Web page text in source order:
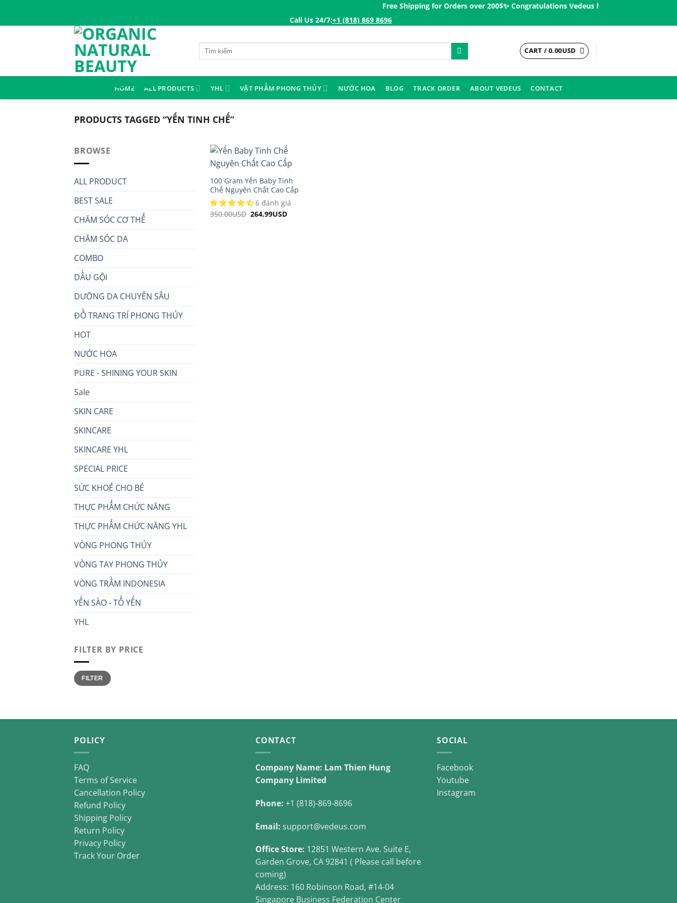
Free Shipping for Orders over 200$ㅤ✨ Congratulations Vedeus has been present in more
Call Us 24/7:ㅤ+1 (818) 869 8696
Search
for:
CART /0.00USD
HOME ALL PRODUCTS YHL VẬT PHẨM PHONG THỦY NƯỚC HOA BLOG TRACK ORDER ABOUT VEDEUS CONTACT
PRODUCTS TAGGED “YẾN TINH CHẾ”
BROWSE
ALL PRODUCT
BEST SALE
CHĂM SÓC CƠ THỂ
CHĂM SÓC DA
COMBO
DẦU GỘI
DƯỠNG DA CHUYÊN SÂU
ĐỒ TRANG TRÍ PHONG THỦY
HOT
NƯỚC HOA
PURE - SHINING YOUR SKIN
Sale
SKIN CARE
SKINCARE
SKINCARE YHL
SPECIAL PRICE
SỨC KHOẺ CHO BÉ
THỰC PHẨM CHỨC NĂNG
THỰC PHẨM CHỨC NĂNG YHL
VÒNG PHONG THỦY
VÒNG TAY PHONG THỦY
VÒNG TRẦM INDONESIA
YẾN SÀO - TỔ YẾN
YHL
FILTER BY PRICE
Min
price
Max
priceFILTER
100 Gram Yến Baby Tinh
Chế Nguyên Chất Cao Cấp
6 đánh giá
350.00USD Original
264.99USD
POLICY
FAQ
Terms of Service
Cancellation Policy
Refund Policy
Shipping Policy
Return Policy
Privacy Policy
Track Your Order
CONTACT
Company Name: Lam Thien Hung
Company Limited
Phone: +1 (818)-869-8696
Email: support@vedeus.com
Office Store: 12851 Western Ave. Suite E,
Garden Grove, CA 92841 ( Please call before
coming)
Address: 160 Robinson Road, #14-04
Singapore Business Federation Center
SOCIAL
Facebook
Youtube
Instagram